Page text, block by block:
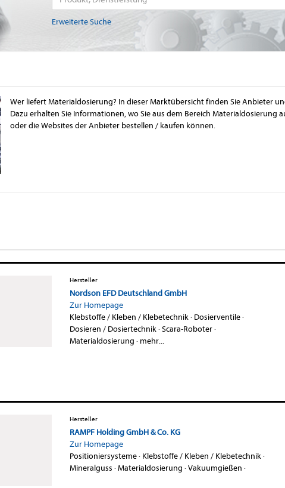
Erweiterte Suche
Wer liefert Materialdosierung? In dieser Marktübersicht finden Sie Anbieter
Dazu erhalten Sie Informationen, wo Sie aus dem Bereich Materialdosierung
oder die Websites der Anbieter bestellen / kaufen können.
Hersteller
Nordson EFD Deutschland GmbH
Zur Homepage
Klebstoffe / Kleben / Klebetechnik· Dosierventile·
Dosieren / Dosiertechnik·Scara-Roboter·
Materialdosierung · mehr...
Hersteller
RAMPF Holding GmbH & Co. KG
Zur Homepage
Positioniersysteme· Klebstoffe / Kleben / Klebetechnik·
Mineralguss ·Materialdosierung ·Vakuumgießen ·